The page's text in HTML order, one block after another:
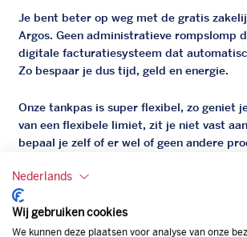
Je bent beter op weg met de gratis
Argos. Geen administratieve rompslomp
digitale facturatiesysteem dat
Zo bespaar je dus tijd, geld en energie.
Onze tankpas is super flexibel, zo geniet
van een flexibele limiet, zit je niet vast
bepaal je zelf of er wel of geen andere
Bovendien profiteer je altijd van een
korting. Mocht de pompprijs toch lager
natuurlijk de prijs aan de pomp. Zo ben je
van de laagste prijs.
Nederlands
Wij gebruiken cookies
We kunnen deze plaatsen voor analyse van onze